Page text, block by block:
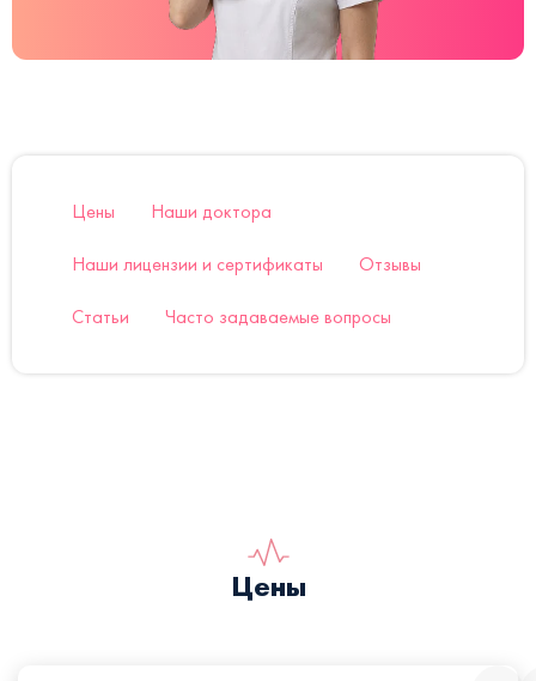
Цены Наши доктора
Наши лицензии и сертификаты Отзывы
Статьи Часто задаваемые вопросы
Цены